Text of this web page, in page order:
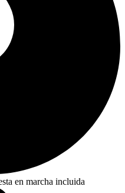
en marcha incluida